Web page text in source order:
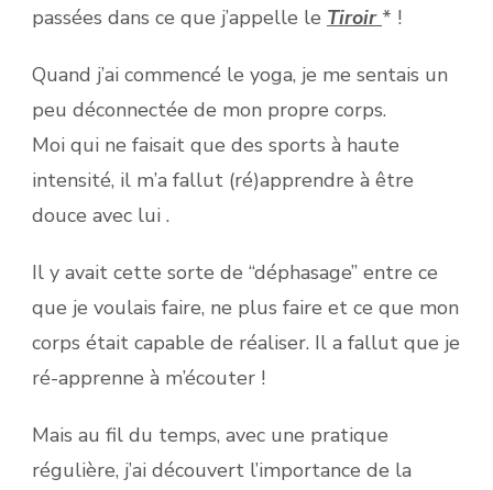
passées dans ce que j’appelle le Tiroir * !
Quand j’ai commencé le yoga, je me sentais un
peu déconnectée de mon propre corps.
Moi qui ne faisait que des sports à haute
intensité, il m’a fallut (ré)apprendre à être
douce avec lui .
Il y avait cette sorte de “déphasage” entre ce
que je voulais faire, ne plus faire et ce que mon
corps était capable de réaliser. Il a fallut que je
ré-apprenne à m’écouter !
Mais au fil du temps, avec une pratique
régulière, j’ai découvert l’importance de la